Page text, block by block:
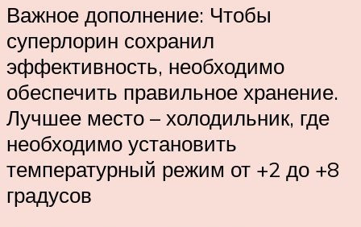
Важное дополнение: Чтобы
суперлорин сохранил
эффективность, необходимо
обеспечить правильное хранение.
Лучшее место – холодильник, где
необходимо установить
температурный режим от +2 до +8
градусов